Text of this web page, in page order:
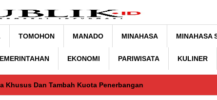
TOMOHON MANADO MINAHASA MINAHASA
EKONOMI PARIWISATA KULINER
Khusus Dan Tambah Kuota Penerbangan